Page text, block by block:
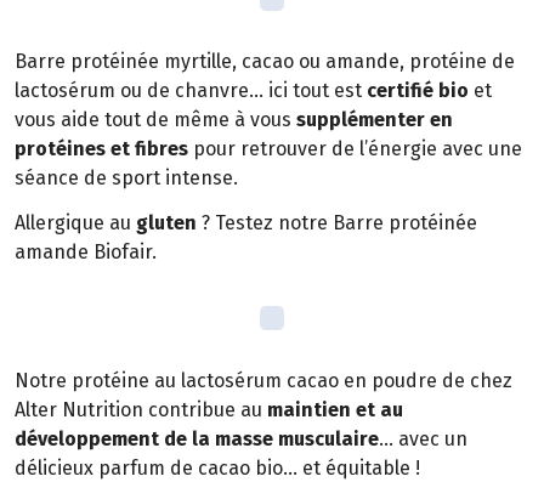
Barre protéinée myrtille, cacao ou amande, protéine de
lactosérum ou de chanvre… ici tout est certifié bio et
vous aide tout de même à vous supplémenter en
protéines et fibres pour retrouver de l’énergie avec une
séance de sport intense.
Allergique au gluten ? Testez notre Barre protéinée
amande Biofair.
Notre protéine au lactosérum cacao en poudre de chez
Alter Nutrition contribue au maintien et au
développement de la masse musculaire… avec un
délicieux parfum de cacao bio… et équitable !